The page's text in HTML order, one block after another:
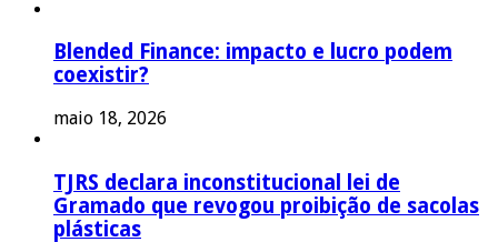
Blended Finance: impacto e lucro podem
coexistir?
maio 18, 2026
TJRS declara inconstitucional lei de
Gramado que revogou proibição de sacolas
plásticas